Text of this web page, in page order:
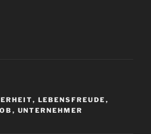
, LEBENSFREUDE ,
, UNTERNEHMER